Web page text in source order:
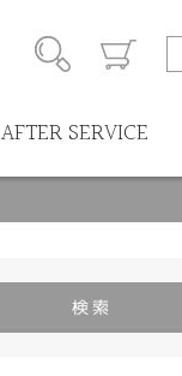
AFTER SERVICE